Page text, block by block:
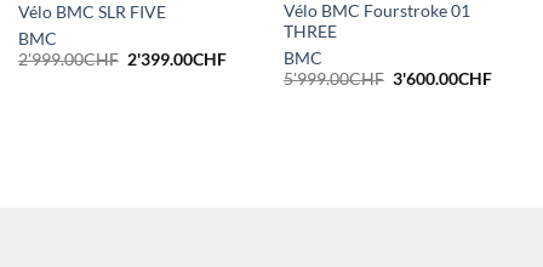
Vélo BMC SLR FIVE
BMC
2'999.00CHF Le
2'399.00CHFLe
Vélo BMC Fourstroke 01
THREE
BMC
5'999.00CHF Le
3'600.00CHFLe